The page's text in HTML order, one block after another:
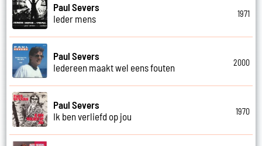
Paul Severs
Ieder mens
1971
Paul Severs
Iedereen maakt wel eens fouten
2000
Paul Severs
Ik ben verliefd op jou
1970